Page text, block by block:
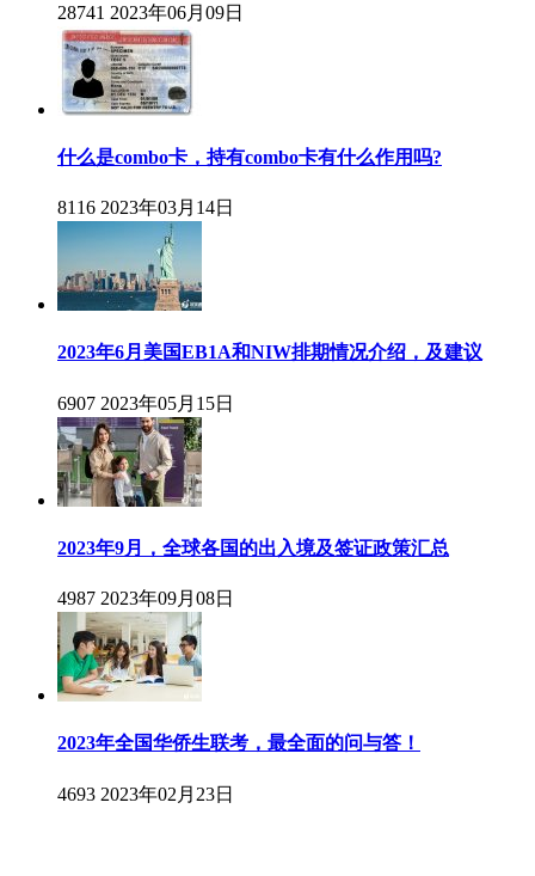
28741 2023年06月09日
什么是combo卡，持有combo卡有什么作用吗?
8116 2023年03月14日
2023年6月美国EB1A和NIW排期情况介绍，及建议
6907 2023年05月15日
2023年9月，全球各国的出入境及签证政策汇总
4987 2023年09月08日
2023年全国华侨生联考，最全面的问与答！
4693 2023年02月23日